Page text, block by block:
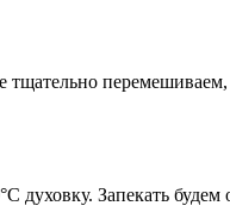
духовку. Запекать